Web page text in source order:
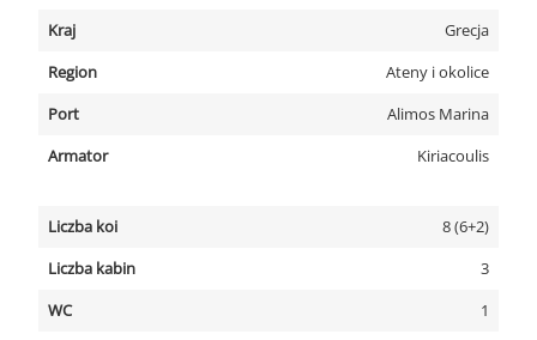
Kraj
Grecja
Region
Ateny i okolice
Port
Alimos Marina
Armator
Kiriacoulis
Liczba koi
8 (6+2)
Liczba kabin
3
WC
1